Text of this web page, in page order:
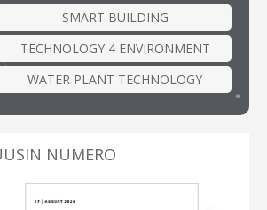
SMART BUILDING
TECHNOLOGY 4 ENVIRONMENT
WATER PLANT TECHNOLOGY
NUMERO